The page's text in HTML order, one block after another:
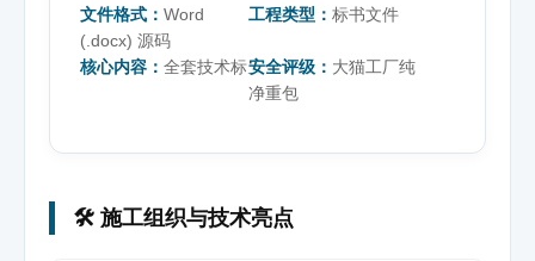
文件格式： Word
(.docx) 源码
工程类型：标书文件
核心内容： 全套技术标安全评级： 大猫工厂纯
净重包
🛠️ 施工组织与技术亮点